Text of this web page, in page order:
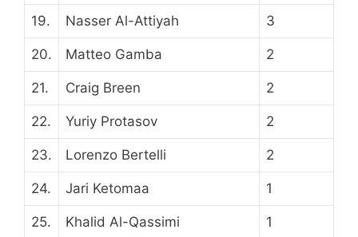
19. Nasser Al-Attiyah 3
20. Matteo Gamba 2
21. Craig Breen 2
22. Yuriy Protasov 2
23. Lorenzo Bertelli 2
24. Jari Ketomaa 1
25. Khalid Al-Qassimi 1